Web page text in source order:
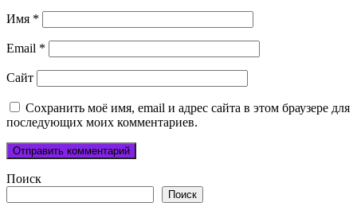
Имя *
Email *
Сайт
Сохранить моё имя, email и адрес сайта в этом браузере для
последующих моих комментариев.
Поиск
Поиск